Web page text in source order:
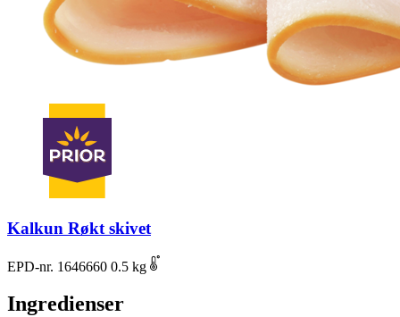
Kalkun Røkt skivet
EPD-nr. 1646660 0.5 kg
Ingredienser